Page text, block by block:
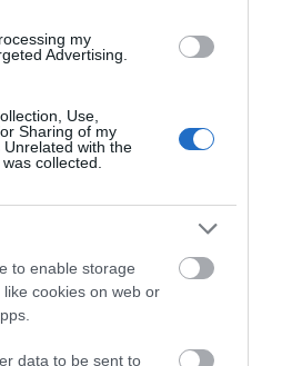
my
Advertising.
Use,
Sharing of my
with the
collected.
to enable storage
cookies on web or
data to be sent to
Τα υποχρεωτικά πεδία